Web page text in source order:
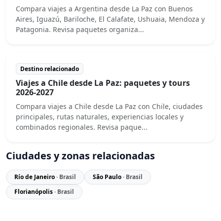
Compara viajes a Argentina desde La Paz con Buenos
Aires, Iguazú, Bariloche, El Calafate, Ushuaia, Mendoza y
Patagonia. Revisa paquetes organiza...
Destino relacionado
Viajes a Chile desde La Paz: paquetes y tours
2026-2027
Compara viajes a Chile desde La Paz con Chile, ciudades
principales, rutas naturales, experiencias locales y
combinados regionales. Revisa paque...
Ciudades y zonas relacionadas
Río de Janeiro· Brasil São Paulo· Brasil
Florianópolis· Brasil